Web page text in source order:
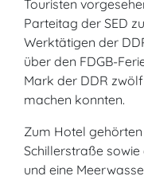
Touristen
Parteitag der SED
Werktätigen der
über den FDGB-
Mark der DDR
machen konnten.
Zum Hotel
Schillerstraße
und eine